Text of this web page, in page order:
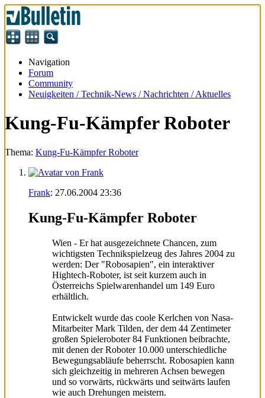
Navigation
Forum
Community
Neuigkeiten / Technik-News / Nachrichten / Aktuelles
Kung-Fu-Kämpfer Roboter
Thema: Kung-Fu-Kämpfer Roboter
Frank: 27.06.2004 23:36
Kung-Fu-Kämpfer Roboter
Wien - Er hat ausgezeichnete Chancen, zum
wichtigsten Technikspielzeug des Jahres 2004 zu
werden: Der "Robosapien", ein interaktiver
Hightech-Roboter, ist seit kurzem auch in
Österreichs Spielwarenhandel um 149 Euro
erhältlich.
Entwickelt wurde das coole Kerlchen von Nasa-
Mitarbeiter Mark Tilden, der dem 44 Zentimeter
großen Spieleroboter 84 Funktionen beibrachte,
mit denen der Roboter 10.000 unterschiedliche
Bewegungsabläufe beherrscht. Robosapien kann
sich gleichzeitig in mehreren Achsen bewegen
und so vorwärts, rückwärts und seitwärts laufen
wie auch Drehungen meistern.